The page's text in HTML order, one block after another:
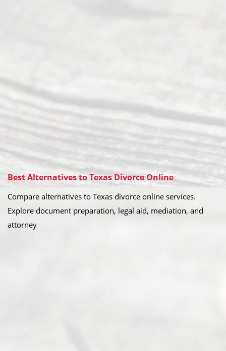
Best Alternatives to Texas Divorce Online
Compare alternatives to Texas divorce online services.
Explore document preparation, legal aid, mediation, and
attorney